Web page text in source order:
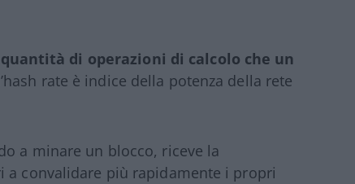
quantità di operazioni di calcolo che un
rate è indice della potenza della rete
a minare un blocco, riceve la
convalidare più rapidamente i propri